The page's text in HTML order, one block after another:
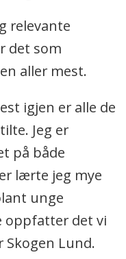
relevante
det som
aller mest.
igjen er alle de
Jeg er
på både
lærte jeg mye
unge
oppfatter det vi
Skogen Lund.